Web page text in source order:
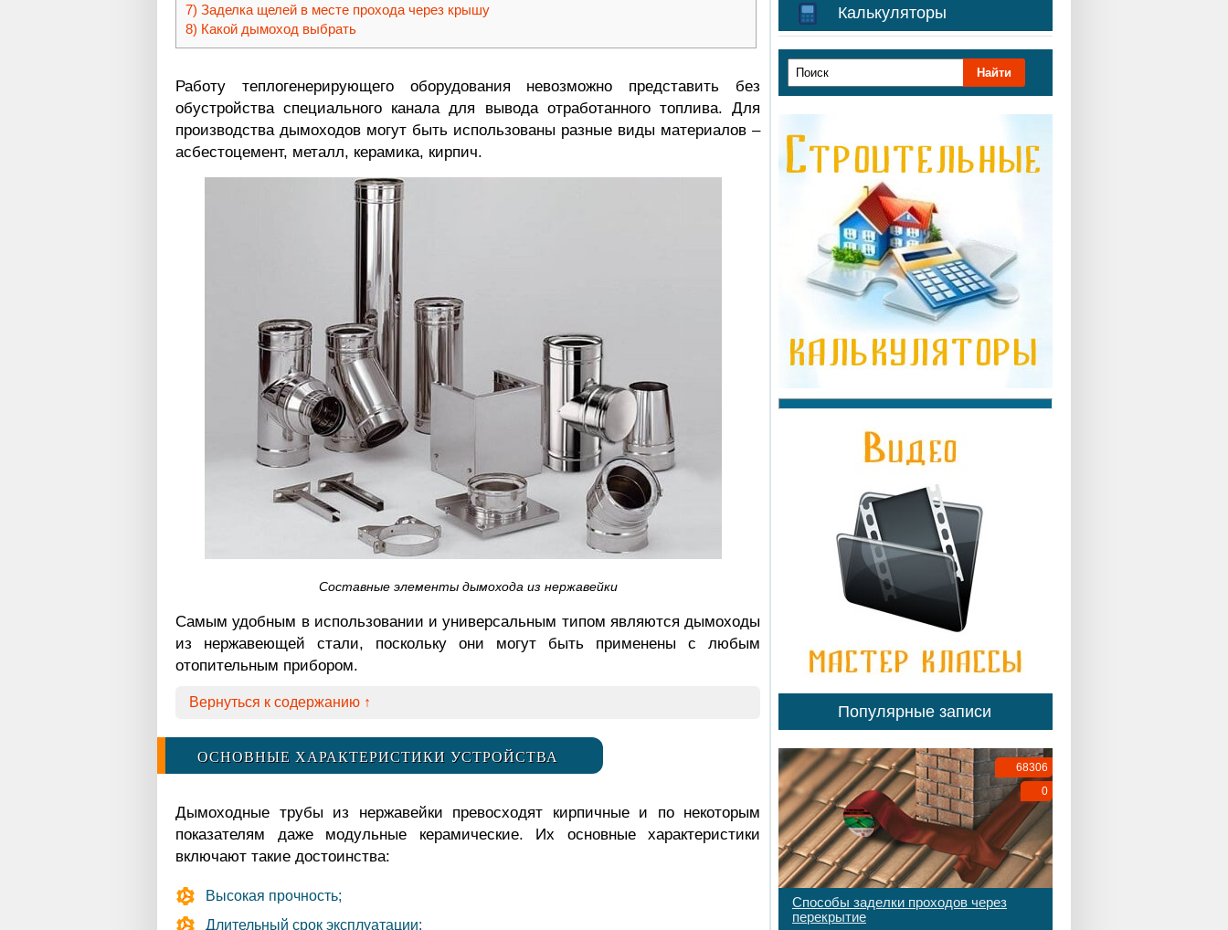
Заделка щелей в месте прохода через крышу
Какой дымоход выбрать
Работу теплогенерирующего оборудования невозможно представить без
обустройства специального канала для вывода отработанного топлива. Для
производства дымоходов могут быть использованы разные виды материалов –
асбестоцемент, металл, керамика, кирпич.
Составные элементы дымохода из нержавейки
Самым удобным в использовании и универсальным типом являются дымоходы
из нержавеющей стали, поскольку они могут быть применены с любым
отопительным прибором.
Вернуться к содержанию ↑
ОСНОВНЫЕ ХАРАКТЕРИСТИКИ УСТРОЙСТВА
Дымоходные трубы из нержавейки превосходят кирпичные и по некоторым
показателям даже модульные керамические. Их основные характеристики
включают такие достоинства:
Высокая прочность;
Длительный срок эксплуатации;
Калькуляторы
Популярные записи
68306
0
Способы заделки проходов через
перекрытие